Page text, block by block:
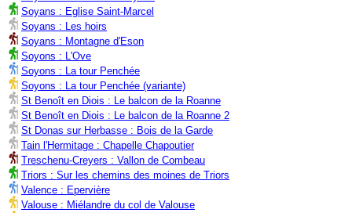
Soyans : Eglise Saint-Marcel
Soyans : Les hoirs
Soyans : Montagne d'Eson
Soyons : L'Ove
Soyons : La tour Penchée
Soyons : La tour Penchée (variante)
St Benoît en Diois : Le balcon de la Roanne
St Benoît en Diois : Le balcon de la Roanne 2
St Donas sur Herbasse : Bois de la Garde
Tain l'Hermitage : Chapelle Chapoutier
Treschenu-Creyers : Vallon de Combeau
Triors : Sur les chemins des moines de Triors
Valence : Epervière
Valouse : Miélandre du col de Valouse